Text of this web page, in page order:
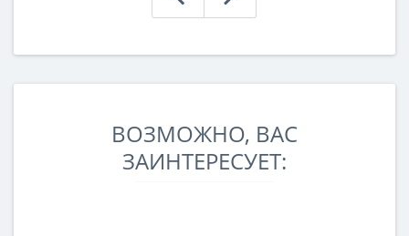
ВОЗМОЖНО, ВАС
ЗАИНТЕРЕСУЕТ: